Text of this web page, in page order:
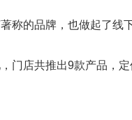
称的品牌，也做起了线
门店共推出9款产品，定